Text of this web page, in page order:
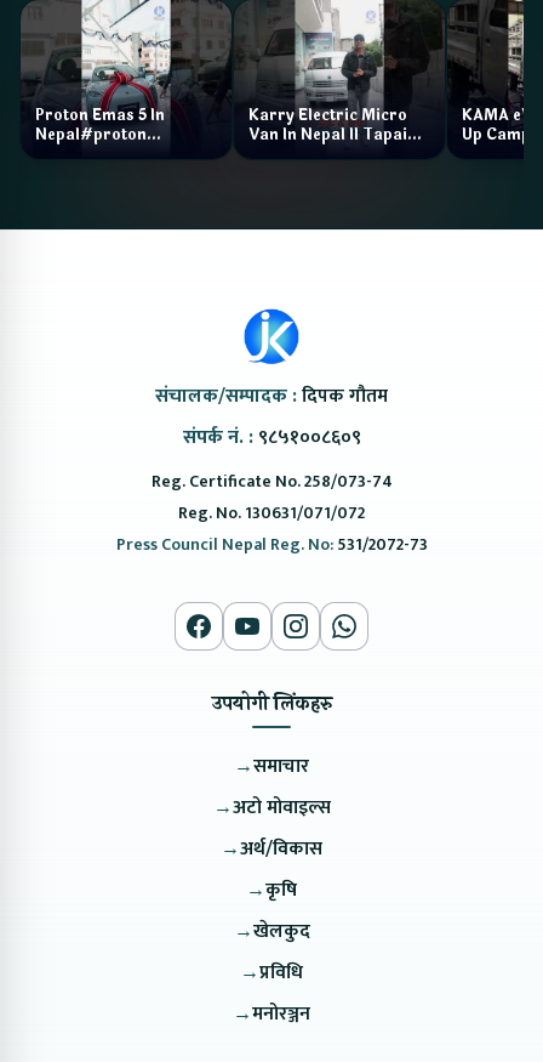
Proton Emas 5 In
Nepal#proton
#protonemas5#protonnepal#evcarnepal
Karry Electric Micro
Van In Nepal II Tapaiko
Bazar II Jankari
KAMA eV
Up Camp
संचालक/सम्पादक :दिपक गौतम
संपर्क नं. : ९८५१००८६०९
Reg. Certificate No. 258/073-74
Reg. No. 130631/071/072
Press Council Nepal Reg. No:531/2072-73
उपयोगी लिंकहरु
→समाचार
→अटो मोवाइल्स
→अर्थ/विकास
→कृषि
→खेलकुद
→प्रविधि
→मनोरञ्जन